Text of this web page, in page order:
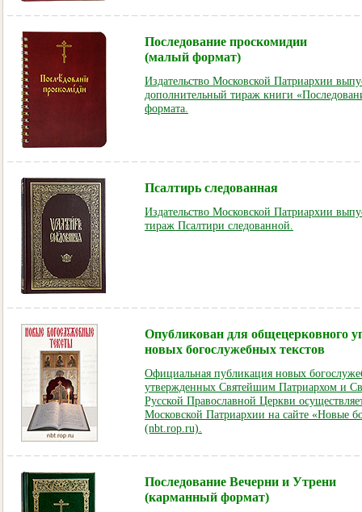
Последование проскомидии
(малый формат)
Издательство Московской Патриархии
дополнительный тираж книги
формата.
Псалтирь следованная
Издательство Московской Патриархии
тираж Псалтири следованной.
Опубликован для общецерковного
новых богослужебных текстов
Официальная публикация новых
утвержденных Святейшим Патриархом и
Русской Православной Церкви
Московской Патриархии на сайте «Новые
(nbt.rop.ru).
Последование Вечерни и Утрени
(карманный формат)